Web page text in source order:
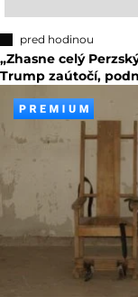
pred hodinou
„Zhasne celý
Trump zaútočí,